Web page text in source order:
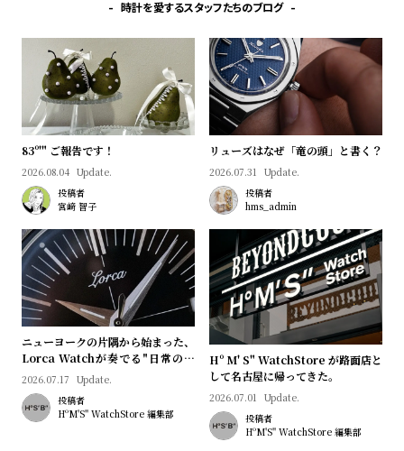
イ
計
保
プ
ラ
ス
印
サ
ビ
ス
よ
く
あ
る
質
問
お
問
い
合
わ
せ
時計を愛するスタッフたちのブログ
83º'" ご報告です！
2026.08.04 Update.
投稿者
宮﨑 智子
リューズはなぜ「竜の頭」と書く？
2026.07.31 Update.
投稿者
hms_admin
ニューヨークの片隅から始まった、
Lorca Watchが奏でる"日常のロ
マン"｜Brand Picks #08
2026.07.17 Update.
投稿者
HºM'S" WatchStore 編集部
Hº M' S" WatchStore が路面店と
して名古屋に帰ってきた。
2026.07.01 Update.
投稿者
HºM'S" WatchStore 編集部